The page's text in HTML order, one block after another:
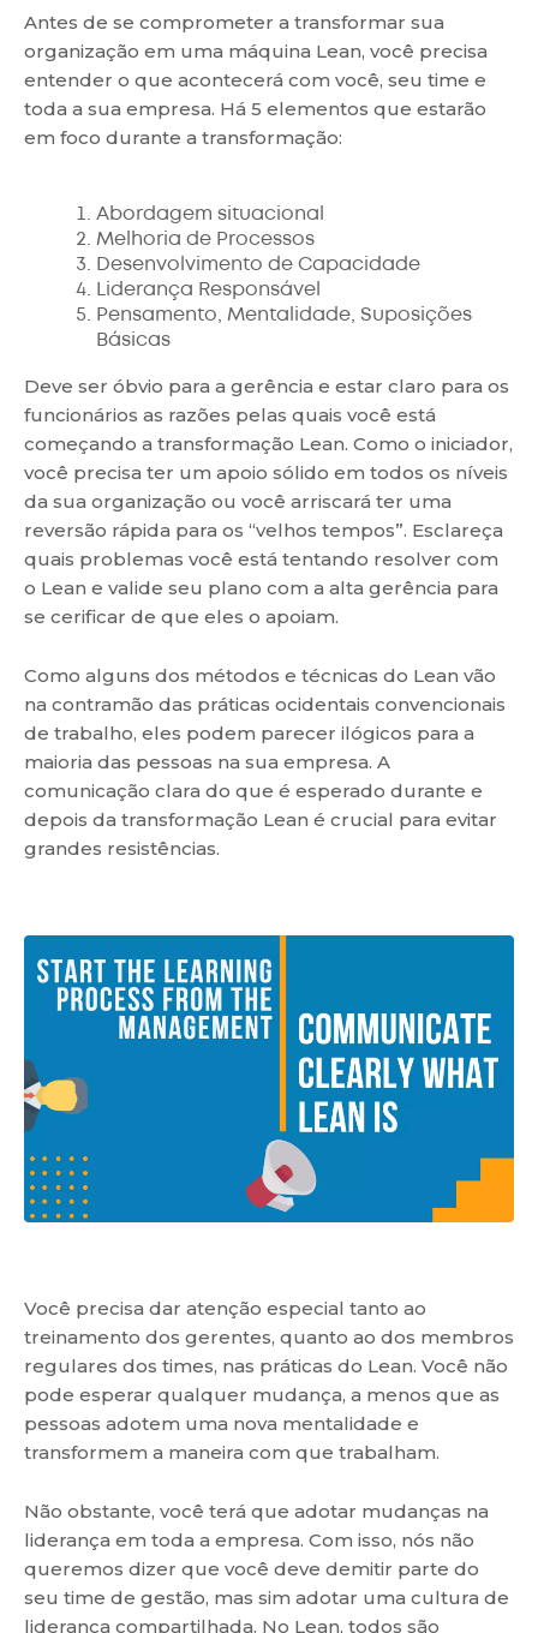
Antes de se comprometer a transformar sua
organização em uma máquina Lean, você precisa
entender o que acontecerá com você, seu time e
toda a sua empresa. Há 5 elementos que estarão
em foco durante a transformação:
Abordagem situacional
Melhoria de Processos
Desenvolvimento de Capacidade
Liderança Responsável
Pensamento, Mentalidade, Suposições
Básicas
Deve ser óbvio para a gerência e estar claro para os
funcionários as razões pelas quais você está
começando a transformação Lean. Como o iniciador,
você precisa ter um apoio sólido em todos os níveis
da sua organização ou você arriscará ter uma
reversão rápida para os “velhos tempos”. Esclareça
quais problemas você está tentando resolver com
o Lean e valide seu plano com a alta gerência para
se cerificar de que eles o apoiam.
Como alguns dos métodos e técnicas do Lean vão
na contramão das práticas ocidentais convencionais
de trabalho, eles podem parecer ilógicos para a
maioria das pessoas na sua empresa. A
comunicação clara do que é esperado durante e
depois da transformação Lean é crucial para evitar
grandes resistências.
Você precisa dar atenção especial tanto ao
treinamento dos gerentes, quanto ao dos membros
regulares dos times, nas práticas do Lean. Você não
pode esperar qualquer mudança, a menos que as
pessoas adotem uma nova mentalidade e
transformem a maneira com que trabalham.
Não obstante, você terá que adotar mudanças na
liderança em toda a empresa. Com isso, nós não
queremos dizer que você deve demitir parte do
seu time de gestão, mas sim adotar uma cultura de
liderança compartilhada. No Lean, todos são